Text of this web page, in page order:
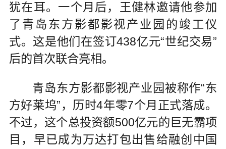
犹在耳。一个月后，王健林邀请他参加
了青岛东方影都影视产业园的竣工仪
式。这是他们在签订438亿元“世纪交易”
后的首次联合亮相。
青岛东方影都影视产业园被称作“东
方好莱坞”，历时4年零7个月正式落成。
不过，这个总投资额500亿元的巨无霸项
目，早已成为万达打包出售给融创中国